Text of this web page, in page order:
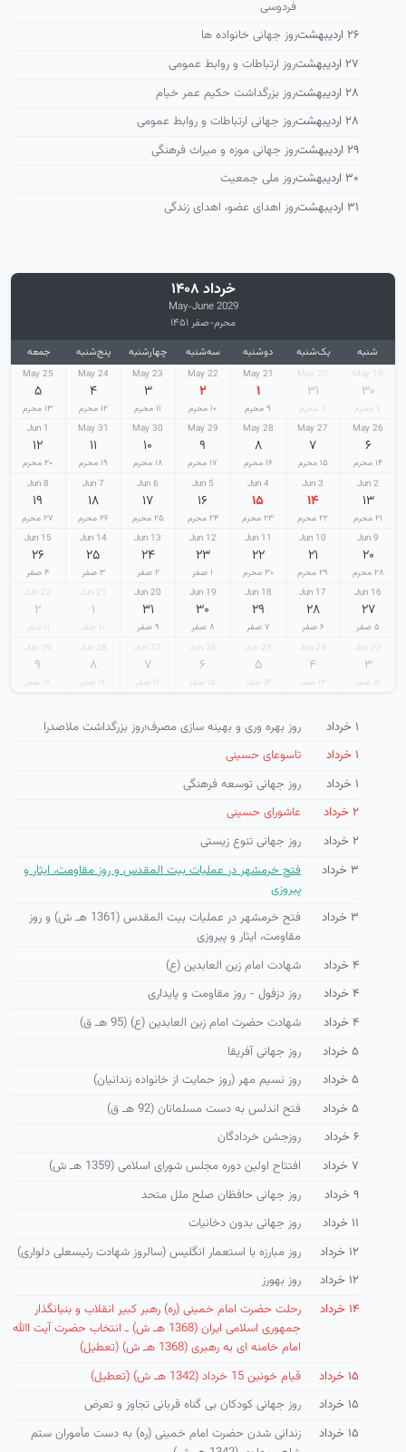
فردوسی
۲۶ اردیبهشت
روز جهانی خانواده ها
۲۷ اردیبهشت
روز ارتباطات و روابط عمومی
۲۸ اردیبهشت
روز بزرگداشت حکیم عمر خیام
۲۸ اردیبهشت
روز جهانی ارتباطات و روابط عمومی
۲۹ اردیبهشت
روز جهانی موزه و میراث فرهنگی
۳۰ اردیبهشت
روز ملی جمعیت
۳۱ اردیبهشت
روز اهدای عضو، اهدای زندگی
خرداد ۱۴۰۸
May-June 2029
محرم-صفر ۱۴۵۱
شنبه یک‌شنبه دوشنبه سه‌شنبه چهارشنبه پنج‌شنبه جمعه
19 May
۳۰
۷ محرم
20 May
۳۱
۸ محرم
21 May
۱
۹ محرم
22 May
۲
۱۰ محرم
23 May
۳
۱۱ محرم
24 May
۴
۱۲ محرم
25 May
۵
۱۳ محرم
26 May
۶
۱۴ محرم
27 May
۷
۱۵ محرم
28 May
۸
۱۶ محرم
29 May
۹
۱۷ محرم
30 May
۱۰
۱۸ محرم
31 May
۱۱
۱۹ محرم
1 Jun
۱۲
۲۰ محرم
2 Jun
۱۳
۲۱ محرم
3 Jun
۱۴
۲۲ محرم
4 Jun
۱۵
۲۳ محرم
5 Jun
۱۶
۲۴ محرم
6 Jun
۱۷
۲۵ محرم
7 Jun
۱۸
۲۶ محرم
8 Jun
۱۹
۲۷ محرم
9 Jun
۲۰
۲۸ محرم
10 Jun
۲۱
۲۹ محرم
11 Jun
۲۲
۳۰ محرم
12 Jun
۲۳
۱ صفر
13 Jun
۲۴
۲ صفر
14 Jun
۲۵
۳ صفر
15 Jun
۲۶
۴ صفر
16 Jun
۲۷
۵ صفر
17 Jun
۲۸
۶ صفر
18 Jun
۲۹
۷ صفر
19 Jun
۳۰
۸ صفر
20 Jun
۳۱
۹ صفر
21 Jun
۱
۱۰ صفر
22 Jun
۲
23 Jun
۳
۱۲ صفر
24 Jun
۴
۱۳ صفر
25 Jun
۵
۱۴ صفر
26 Jun
۶
۱۵ صفر
27 Jun
۷
۱۶ صفر
28 Jun
۸
۱۷ صفر
29 Jun
۹
۱۸ صفر
۱ خرداد
روز بهره وری و بهینه سازی مصرف؛روز بزرگداشت ملاصدرا
۱ خرداد
تاسوعای حسینی
۱ خرداد
روز جهانی توسعه فرهنگی
۲ خرداد
عاشورای حسینی
۲ خرداد
روز جهانی تنوع زیستی
۳ خرداد
فتح خرمشهر در عملیات بیت المقدس و روز مقاومت، ایثار و
پیروزی
۳ خرداد
فتح خرمشهر در عملیات بیت المقدس (1361 هـ ش) و روز
مقاومت، ایثار و پیروزی
۴ خرداد
شهادت امام زین العابدین (ع)
۴ خرداد
روز دزفول - روز مقاومت و پایداری
۴ خرداد
شهادت حضرت امام زین العابدین (ع) (95 هـ ق)
۵ خرداد
روز جهانی آفریقا
۵ خرداد
روز نسیم مهر (روز حمایت از خانواده زندانیان)
۵ خرداد
فتح اندلس به دست مسلمانان (92 هـ ق)
۶ خرداد
روزجشن خردادگان
۷ خرداد
افتتاح اولین دوره مجلس شورای اسلامی (1359 هـ ش)
۹ خرداد
روز جهانی حافظان صلح ملل متحد
۱۱ خرداد
روز جهانی بدون دخانیات
۱۲ خرداد
روز مبارزه با استعمار انگلیس (سالروز شهادت رئیسعلی دلواری)
۱۲ خرداد
روز بهورز
۱۴ خرداد
رحلت حضرت امام خمینی (ره) رهبر كبیر انقلاب و بنیانگذار
جمهوری اسلامی ایران (1368 هـ ش) ـ انتخاب حضرت آیت االله
امام خامنه ای به رهبری (1368 هـ ش) (تعطیل)
۱۵ خرداد
قیام خونین 15 خرداد (1342 هـ ش) (تعطیل)
۱۵ خرداد
روز جهانی کودکان بی گناه قربانی تجاوز و تعرض
۱۵ خرداد
زندانی شدن حضرت امام خمینی (ره) به دست مأموران ستم